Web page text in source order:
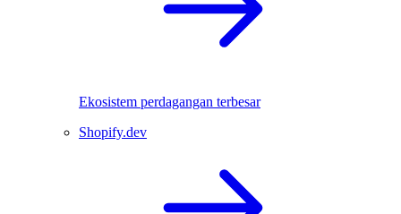
Ekosistem perdagangan terbesar
Shopify.dev